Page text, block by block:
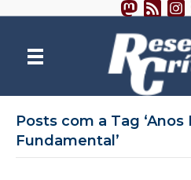
Posts com a Tag
Fundamental’